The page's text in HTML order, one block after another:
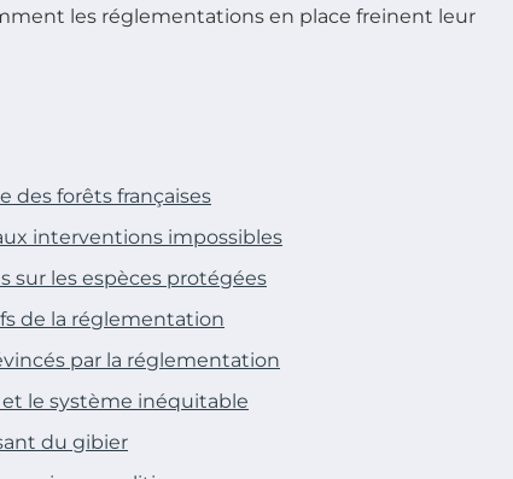
les réglementations en place freinent leur
des forêts françaises
interventions impossibles
sur les espèces protégées
de la réglementation
par la réglementation
le système inéquitable
du gibier